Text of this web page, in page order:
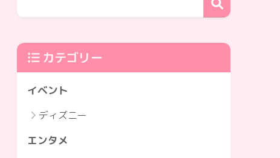
カテゴリー
イベント
ディズニー
エンタメ